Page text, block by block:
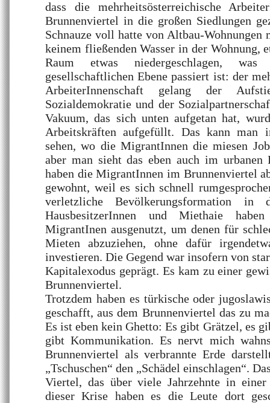
dass die mehrheitsösterreichische
Brunnenviertel in die großen Siedlungen
Schnauze voll hatte von Altbau-
keinem fließenden Wasser in der Wohnung,
Raum etwas niedergeschlagen,
gesellschaftlichen Ebene passiert ist: der
ArbeiterInnenschaft gelang der
Sozialdemokratie und der
Vakuum, das sich unten aufgetan hat,
Arbeitskräften aufgefüllt. Das kann man
sehen, wo die MigrantInnen die miesen
aber man sieht das eben auch im urbanen
haben die MigrantInnen im Brunnenviertel
gewohnt, weil es sich schnell
verletzliche Bevölkerungsformation in
HausbesitzerInnen und Miethaie
MigrantInen ausgenutzt, um denen für
Mieten abzuziehen, ohne dafür
investieren. Die Gegend war insofern von
Kapitalexodus geprägt. Es kam zu einer
Brunnenviertel.
Trotzdem haben es türkische oder
geschafft, aus dem Brunnenviertel das zu
Es ist eben kein Ghetto: Es gibt Grätzel, es
gibt Kommunikation. Es nervt mich
Brunnenviertel als verbrannte Erde
„Tschuschen“ den „Schädel einschlagen“.
Viertel, das über viele Jahrzehnte in
dieser Krise haben es die Leute dort